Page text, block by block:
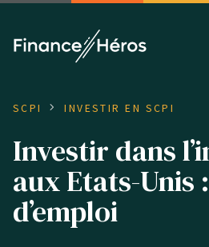
SCPI INVESTIR EN SCPI
Investir dans
aux Etats-Unis
d’emploi